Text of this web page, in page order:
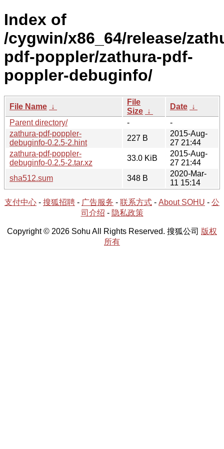
Index of
/cygwin/x86_64/release/
pdf-poppler/zathura-pdf-
poppler-debuginfo/
File Name ↓
File
Size ↓
Date ↓
Parent directory/
-
-
zathura-pdf-poppler-
debuginfo-0.2.5-2.hint
227 B
2015-Aug-
27 21:44
zathura-pdf-poppler-
debuginfo-0.2.5-2.tar.xz
33.0 KiB
2015-Aug-
27 21:44
sha512.sum
348 B
2020-Mar-
11 15:14
支付中心 - 搜狐招聘 - 广告服务 - 联系方式 - About SOHU - 公
司介绍 - 隐私政策
Copyright © 2026 Sohu All Rights Reserved. 搜狐公司 版权
所有